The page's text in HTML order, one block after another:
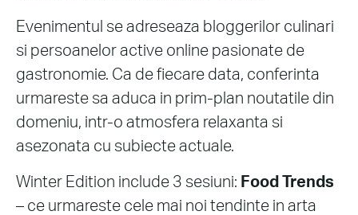
Evenimentul se adreseaza bloggerilor culinari
si persoanelor active online pasionate de
gastronomie. Ca de fiecare data, conferinta
urmareste sa aduca in prim-plan noutatile din
domeniu, intr-o atmosfera relaxanta si
asezonata cu subiecte actuale.
Winter Edition include 3 sesiuni: Food Trends
– ce urmareste cele mai noi tendinte in arta